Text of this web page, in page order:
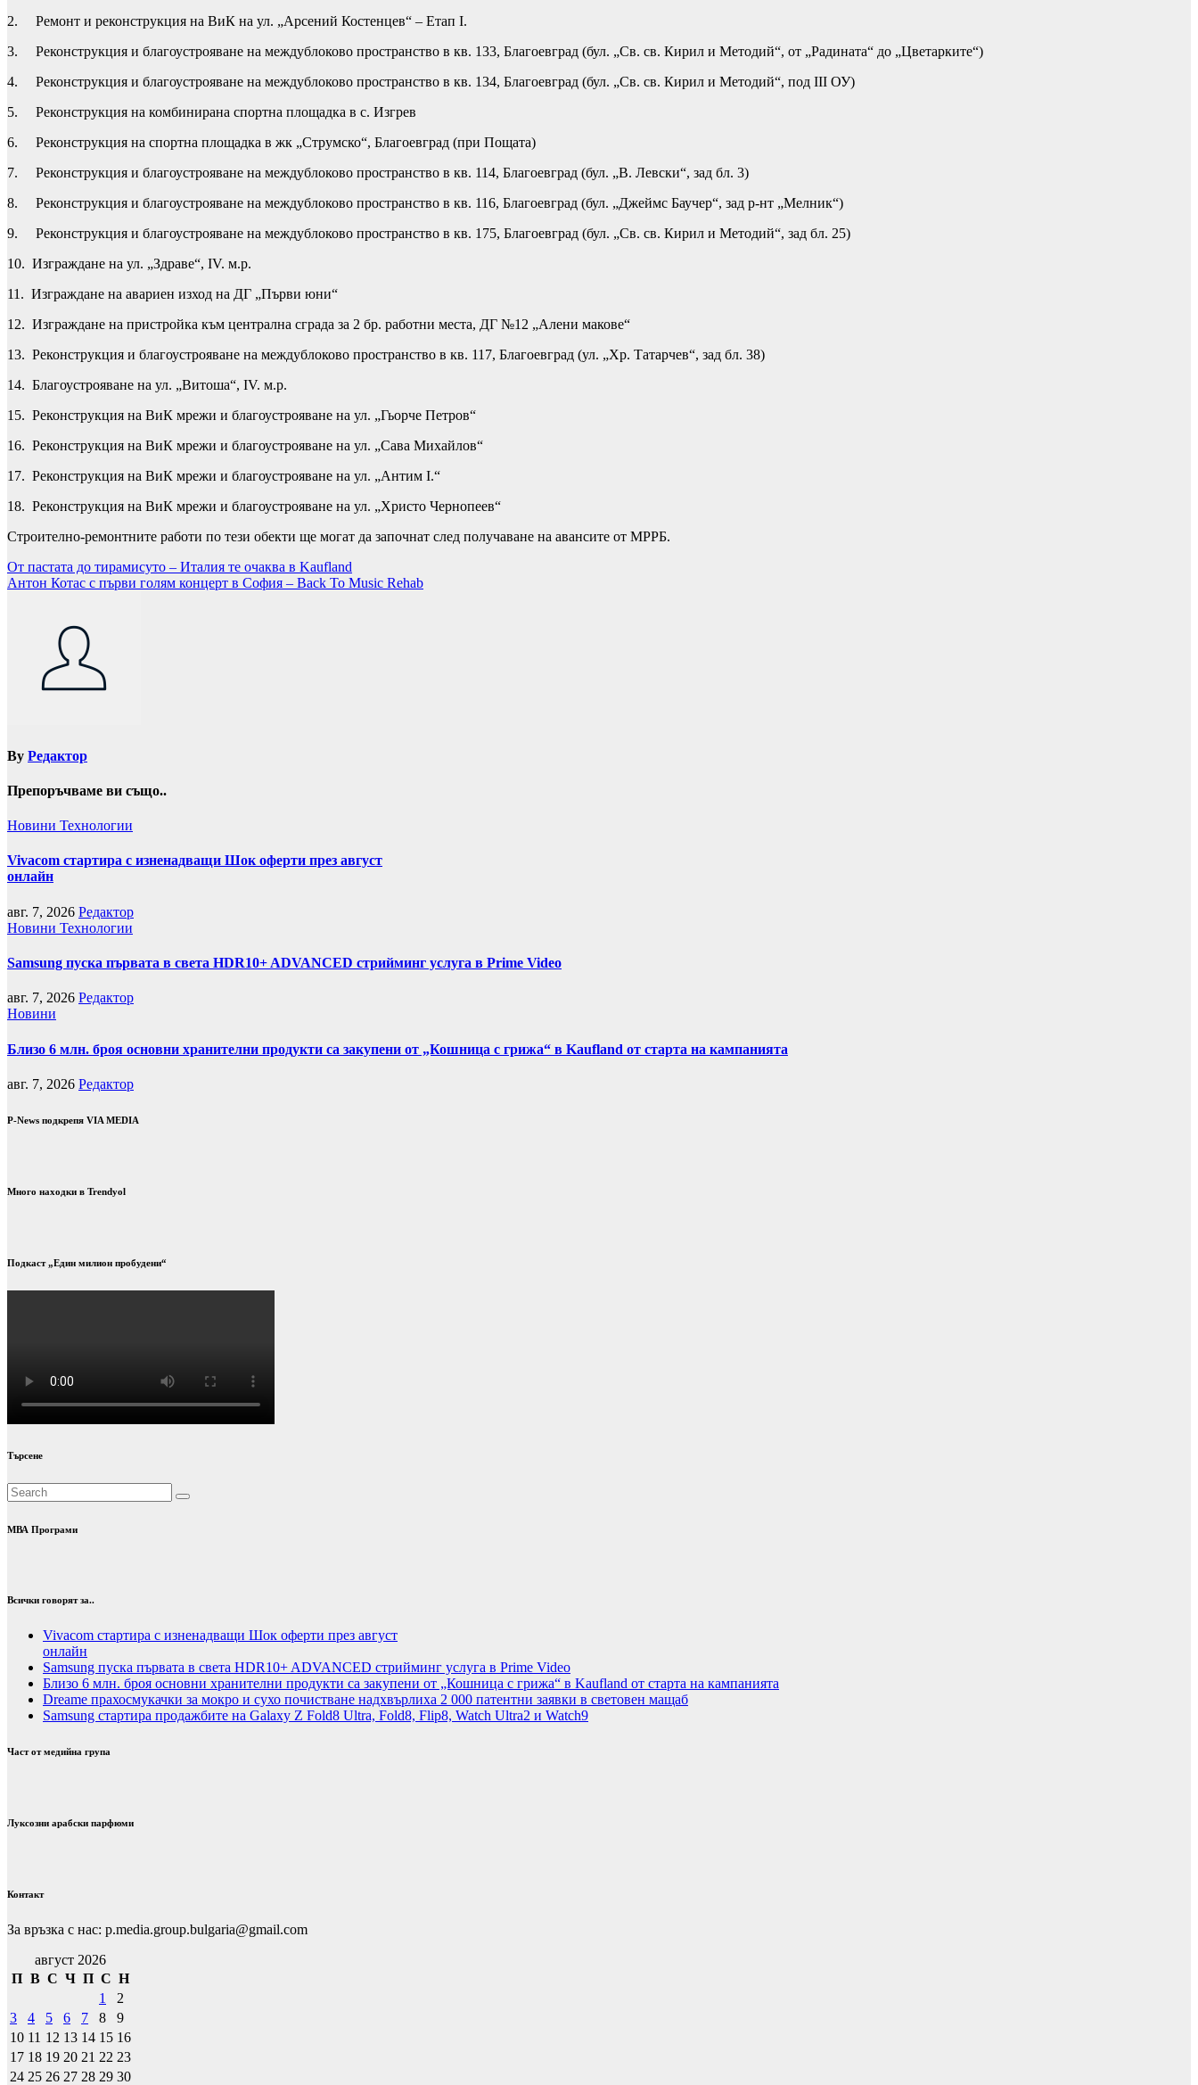
2. Ремонт и реконструкция на ВиК на ул. „Арсений Костенцев“ – Етап I.
3. Реконструкция и благоустрояване на междублоково пространство в кв. 133, Благоевград (бул. „Св. св. Кирил и Методий“, от „Радината“ до „Цветарките“)
4. Реконструкция и благоустрояване на междублоково пространство в кв. 134, Благоевград (бул. „Св. св. Кирил и Методий“, под III ОУ)
5. Реконструкция на комбинирана спортна площадка в с. Изгрев
6. Реконструкция на спортна площадка в жк „Струмско“, Благоевград (при Пощата)
7. Реконструкция и благоустрояване на междублоково пространство в кв. 114, Благоевград (бул. „В. Левски“, зад бл. 3)
8. Реконструкция и благоустрояване на междублоково пространство в кв. 116, Благоевград (бул. „Джеймс Баучер“, зад р-нт „Мелник“)
9. Реконструкция и благоустрояване на междублоково пространство в кв. 175, Благоевград (бул. „Св. св. Кирил и Методий“, зад бл. 25)
10. Изграждане на ул. „Здраве“, IV. м.р.
11. Изграждане на авариен изход на ДГ „Първи юни“
12. Изграждане на пристройка към централна сграда за 2 бр. работни места, ДГ №12 „Алени макове“
13. Реконструкция и благоустрояване на междублоково пространство в кв. 117, Благоевград (ул. „Хр. Татарчев“, зад бл. 38)
14. Благоустрояване на ул. „Витоша“, IV. м.р.
15. Реконструкция на ВиК мрежи и благоустрояване на ул. „Гьорче Петров“
16. Реконструкция на ВиК мрежи и благоустрояване на ул. „Сава Михайлов“
17. Реконструкция на ВиК мрежи и благоустрояване на ул. „Антим I.“
18. Реконструкция на ВиК мрежи и благоустрояване на ул. „Христо Чернопеев“
Строително-ремонтните работи по тези обекти ще могат да започнат след получаване на авансите от МРРБ.
Навигация
От пастата до тирамисуто – Италия те очаква в Kaufland
Антон Котас с първи голям концерт в София – Back To Music Rehab
By Редактор
Препоръчваме ви също..
Новини Технологии
Vivacom стартира с изненадващи Шок оферти през август
онлайн
авг. 7, 2026 Редактор
Новини Технологии
Samsung пуска първата в света HDR10+ ADVANCED стрийминг услуга в Prime Video
авг. 7, 2026 Редактор
Новини
Близо 6 млн. броя основни хранителни продукти са закупени от „Кошница с грижа“ в Kaufland от старта на кампанията
авг. 7, 2026 Редактор
P-News подкрепя VIA MEDIA
Много находки в Trendyol
Подкаст „Един милион пробудени“
Търсене
МВА Програми
Всички говорят за..
Vivacom стартира с изненадващи Шок оферти през август
онлайн
Samsung пуска първата в света HDR10+ ADVANCED стрийминг услуга в Prime Video
Близо 6 млн. броя основни хранителни продукти са закупени от „Кошница с грижа“ в Kaufland от старта на кампанията
Dreame прахосмукачки за мокро и сухо почистване надхвърлиха 2 000 патентни заявки в световен мащаб
Samsung стартира продажбите на Galaxy Z Fold8 Ultra, Fold8, Flip8, Watch Ultra2 и Watch9
Част от медийна група
Луксозни арабски парфюми
Контакт
За връзка с нас: p.media.group.bulgaria@gmail.com
август 2026
П В С Ч П С Н
1
2
3
4 5 6 7 8
9
10 11 12 13 14 15 16
17 18 19 20 21 22 23
24 25 26 27 28 29 30